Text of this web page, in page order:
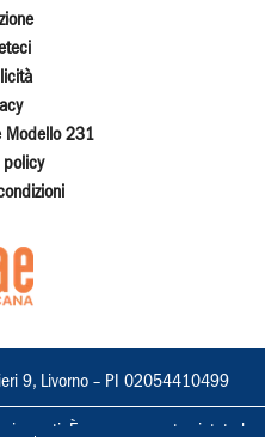
Modello 231
policy
9, Livorno – PI 02054410499
È espressamente vietata la